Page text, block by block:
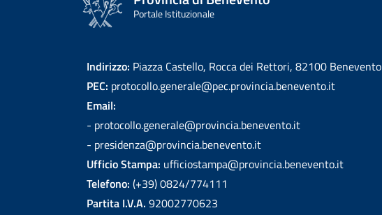
Portale Istituzionale
Indirizzo: Piazza Castello, Rocca dei Rettori, 82100 Benevento
PEC: protocollo.generale@pec.provincia.benevento.it
Email:
- protocollo.generale@provincia.benevento.it
- presidenza@provincia.benevento.it
Ufficio Stampa: ufficiostampa@provincia.benevento.it
Telefono: (+39) 0824/774111
Partita I.V.A. 92002770623